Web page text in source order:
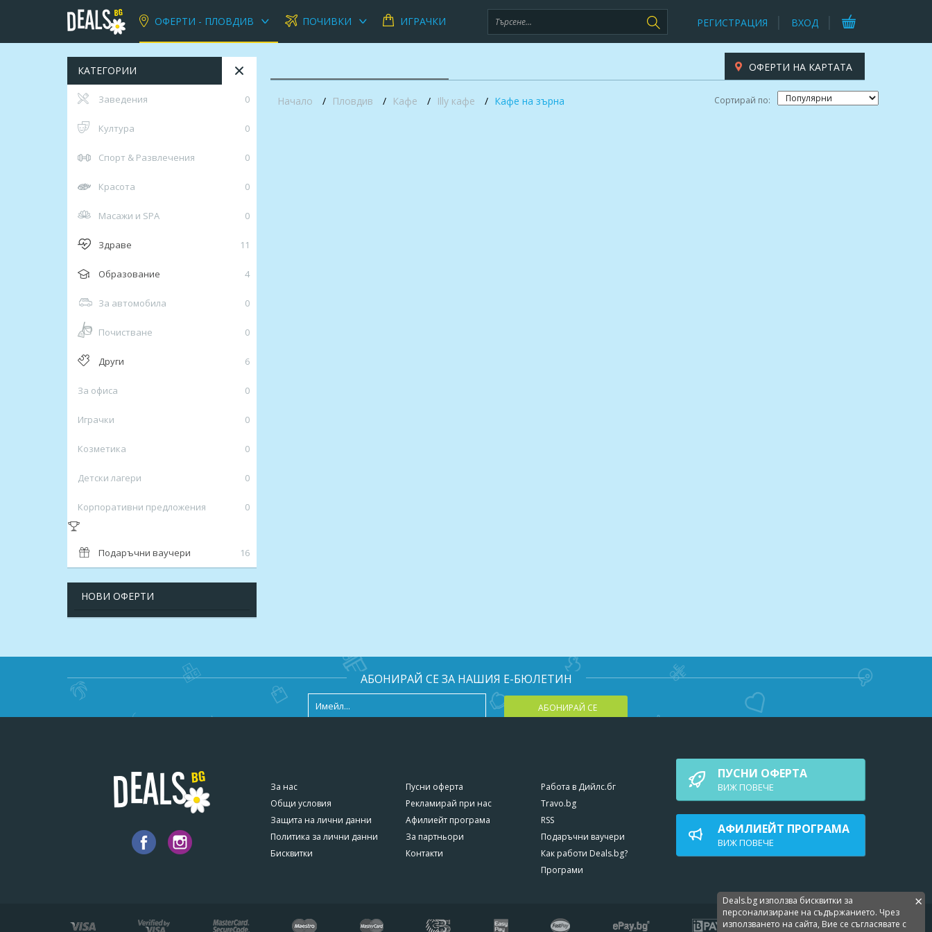
ОФЕРТИ - ПЛОВДИВ ПОЧИВКИ ИГРАЧКИ РЕГИСТРАЦИЯ ВХОД
КАТЕГОРИИ
Заведения 0
Култура 0
Спорт & Развлечения 0
Красота 0
Масажи и SPA 0
Здраве 11
Образование 4
За автомобила 0
Почистване 0
Други 6
За офиса 0
Играчки 0
Козметика 0
Детски лагери 0
Корпоративни предложения 0
Подаръчни ваучери 16
НОВИ ОФЕРТИ
ОФЕРТИ НА КАРТАТА
Начало Пловдив Кафе Illy кафе Кафе на зърна Сортирай по:
АБОНИРАЙ СЕ ЗА НАШИЯ Е-БЮЛЕТИН
АБОНИРАЙ СЕ
За нас
Общи условия
Защита на лични данни
Политика за лични данни
Бисквитки
Пусни оферта
Рекламирай при нас
Афилиейт програма
За партньори
Контакти
Работа в Дийлс.бг
Travo.bg
RSS
Подаръчни ваучери
Как работи Deals.bg?
Програми
ПУСНИ ОФЕРТА
ВИЖ ПОВEЧЕ
АФИЛИЕЙТ ПРОГРАМА
ВИЖ ПОВEЧЕ
Deals.bg използва бисквитки за
персонализиране на съдържанието. Чрез
използването на сайта, Вие се съгласявате с
×